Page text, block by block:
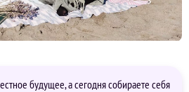
будущее, а сегодня собираете себя